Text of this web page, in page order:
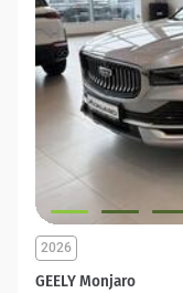
GEELY Monjaro
2026